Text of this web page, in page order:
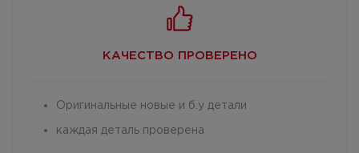
КАЧЕСТВО ПРОВЕРЕНО
Оригинальные новые и б.у детали
каждая деталь проверена